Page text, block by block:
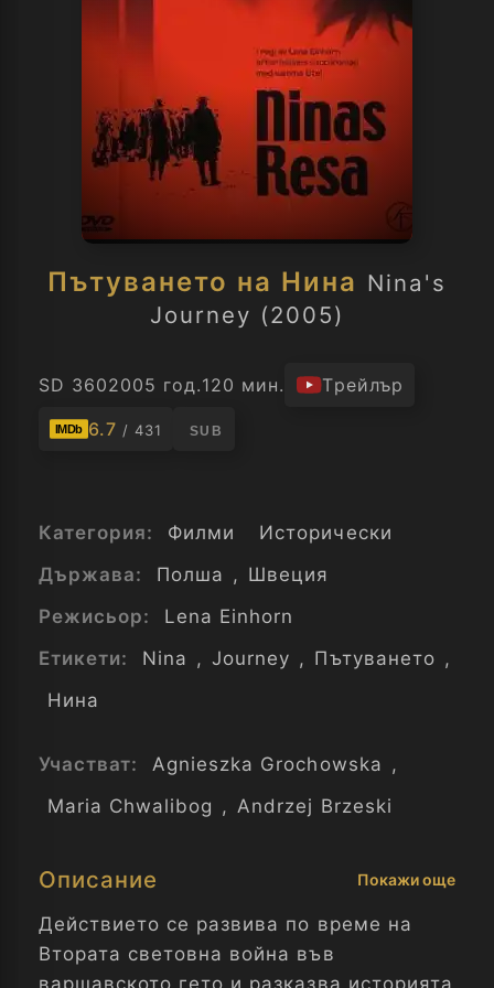
Пътуването на Нина Nina's
Journey (2005)
SD 3602005 год.120 мин. Трейлър
IMDb 6.7 / 431 SUB
Категория: Филми
Исторически
Държава:
Полша , Швеция
Режисьор:
Lena Einhorn
Етикети:
Nina , Journey , Пътуването ,
Нина
Участват: Agnieszka Grochowska ,
Maria Chwalibog , Andrzej Brzeski
Описание Покажи още
Действието се развива по време на
Втората световна война във
варшавското гето и разказва историята